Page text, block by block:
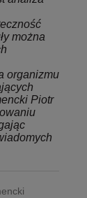
można
organizmu
Piotr